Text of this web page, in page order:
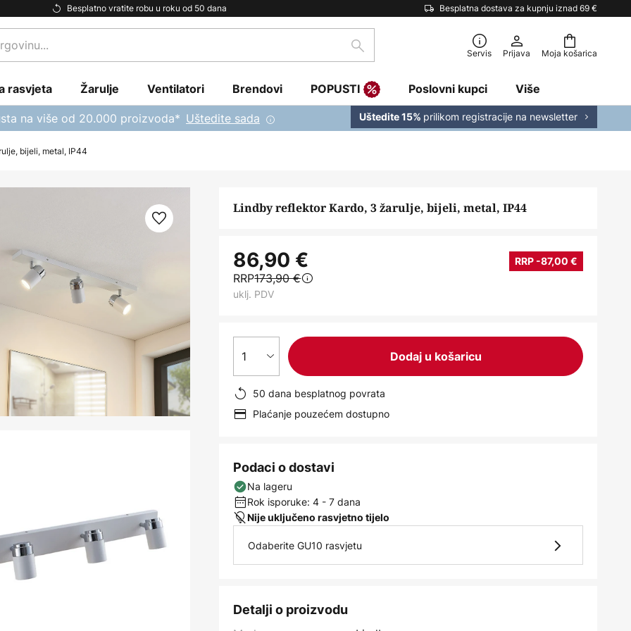
Besplatno vratite robu u roku od 50 dana Besplatna dostava za kupnju iznad 69 €
Moja košarica
traži Servis Prijava
rasvjeta Žarulje Ventilatori Brendovi POPUSTI Poslovni kupci Više
na više od 20.000 proizvoda* Uštedite sada Uštedite 15% prilikom registracije na newsletter
bijeli, metal, IP44
Lindby reflektor Kardo, 3 žarulje, bijeli, metal, IP44
86,90 € RRP -87,00 €
RRP173,90 €
uklj. PDV
1 Dodaj u košaricu
50 dana besplatnog povrata
Plaćanje pouzećem dostupno
Podaci o dostavi
Na lageru
Rok isporuke: 4 - 7 dana
Nije uključeno rasvjetno tijelo
Odaberite GU10 rasvjetu
Detalji o proizvodu